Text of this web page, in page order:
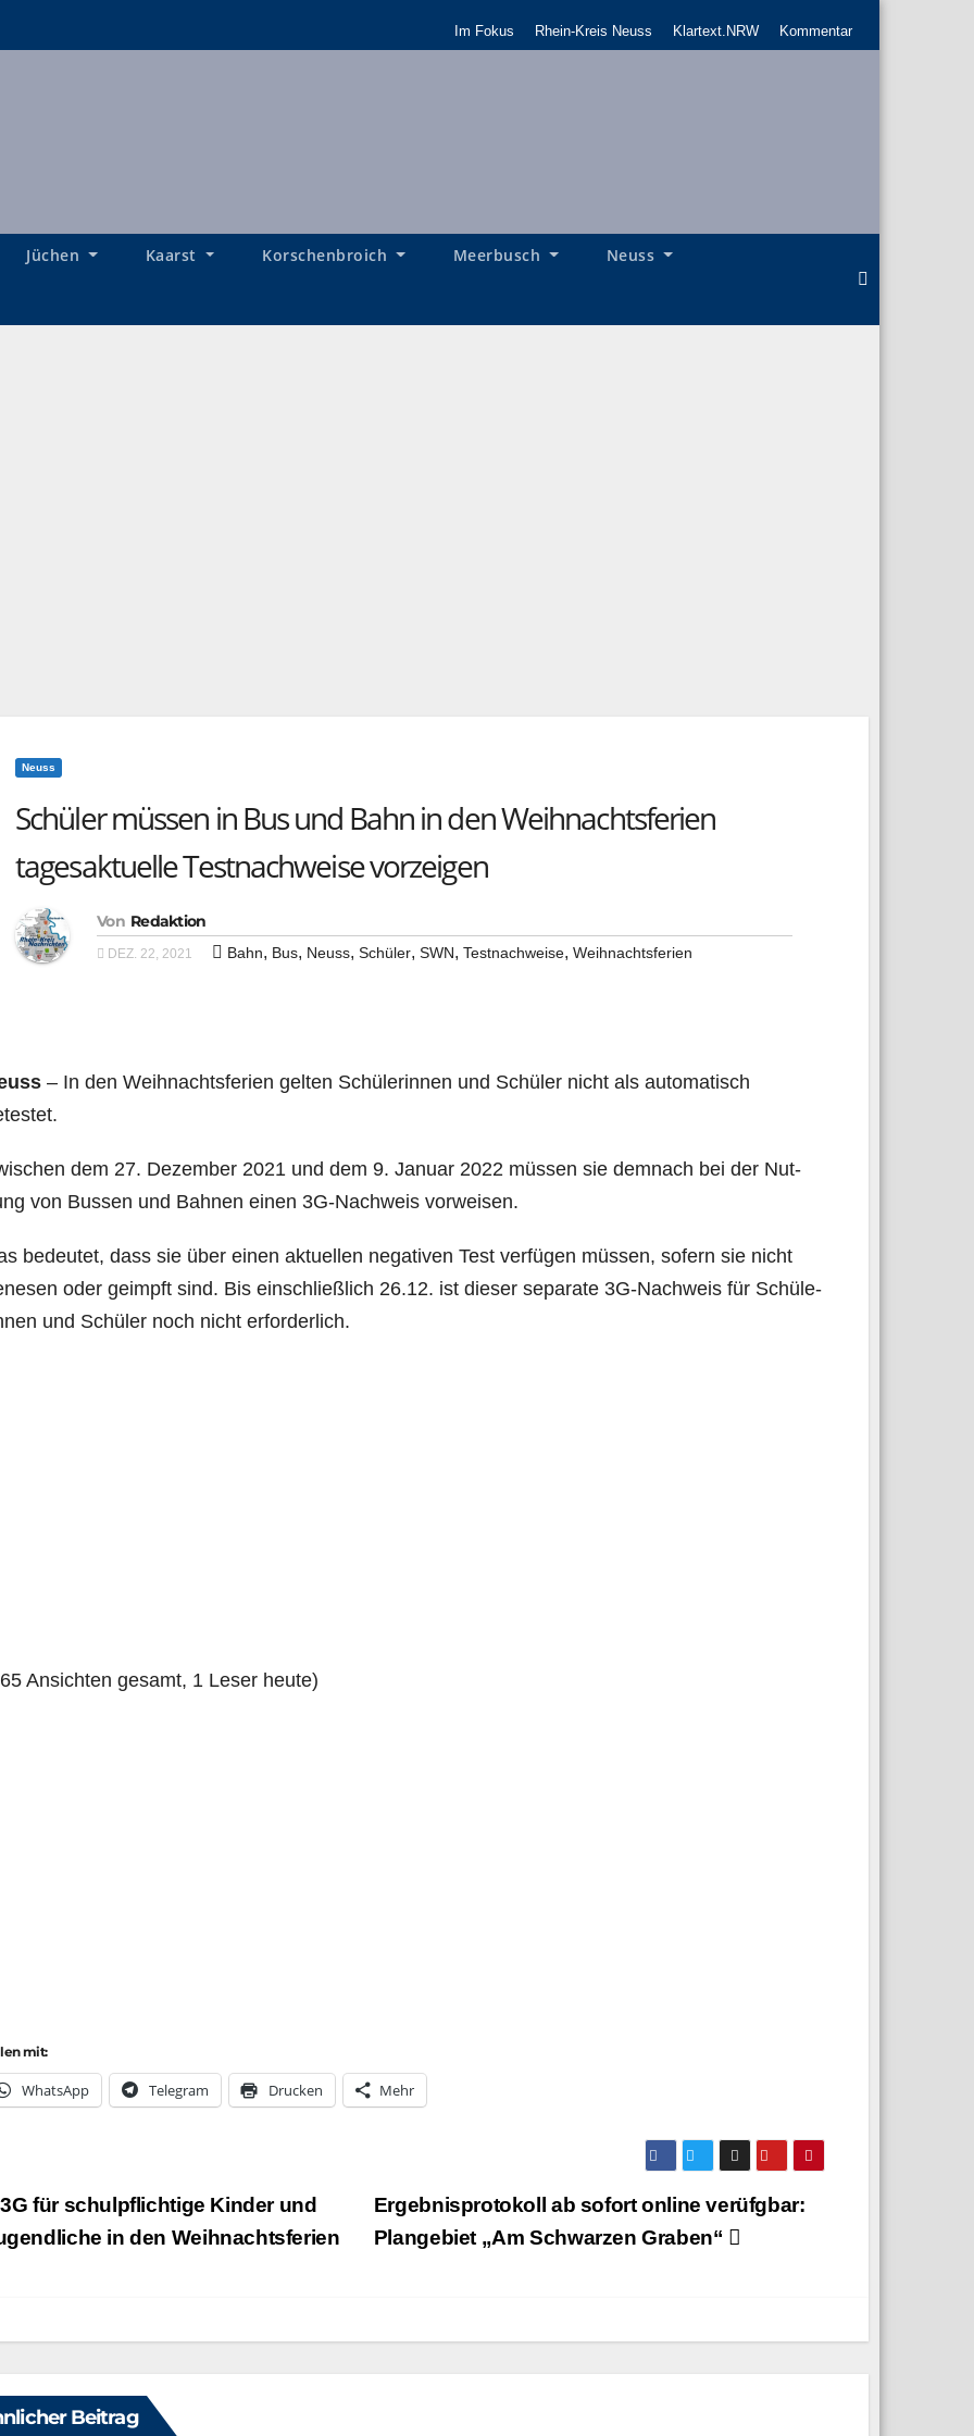
Im Fokus Rhein-Kreis Neuss Klartext.NRW Kommentar
Jüchen Kaarst Korschenbroich Meerbusch Neuss
Neuss
Schüler müssen in Bus und Bahn in den Weihnachtsferien
tagesaktuelle Testnachweise vorzeigen
Von Redaktion
DEZ. 22, 2021 Bahn, Bus, Neuss, Schüler, SWN, Testnachweise, Weihnachtsferien
– In den Weih­nachts­fe­ri­en gel­ten Schü­le­rin­nen und Schü­ler nicht als auto­ma­tisch
dem 27. Dezem­ber 2021 und dem 9. Janu­ar 2022 müs­sen sie dem­nach bei der Nut­
von Bus­sen und Bah­nen einen 3G-Nach­weis vorweisen.
bedeu­tet, dass sie über einen aktu­el­len nega­ti­ven Test ver­fü­gen müs­sen, sofern sie nicht
oder geimpft sind. Bis ein­schließ­lich 26.12. ist die­ser sepa­ra­te 3G-Nach­weis für Schü­le­
und Schü­ler noch nicht erforderlich.
Ansich­ten gesamt, 1 Leser heute)
mit:
Whats­App Tele­gram Dru­cken Mehr
Ergebnisprotokoll ab sofort online verüfgbar:
Plangebiet „Am Schwarzen Graben“
für schulpflichtige Kinder und
in den Weihnachtsferien
Beitrag